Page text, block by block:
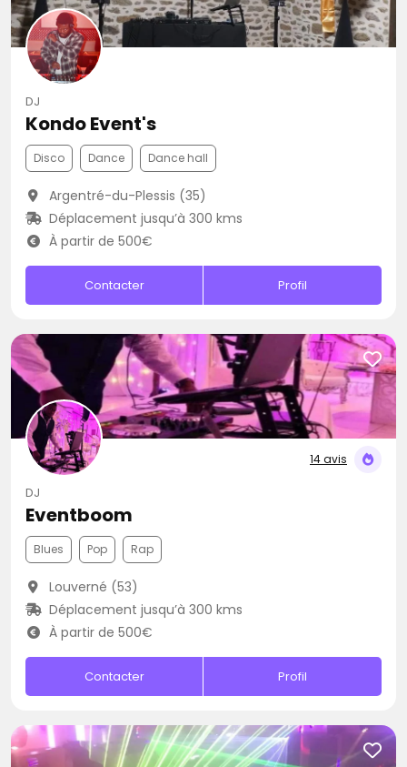
DJ
Kondo Event's
Disco Dance Dance hall
Argentré-du-Plessis (35)
Déplacement jusqu’à 300 kms
À partir de 500€
Contacter Profil
14 avis
DJ
Eventboom
Blues Pop Rap
Louverné (53)
Déplacement jusqu’à 300 kms
À partir de 500€
Contacter Profil